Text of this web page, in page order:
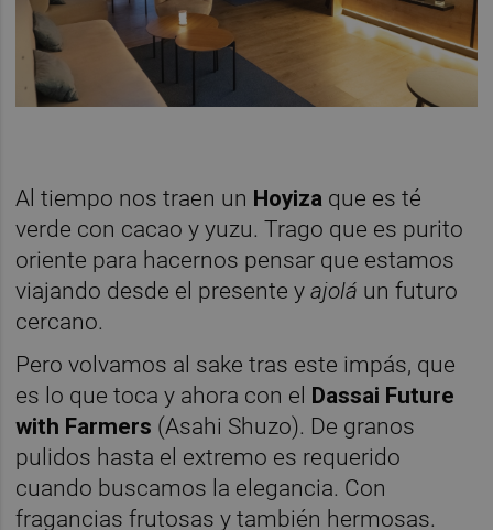
Al tiempo nos traen un Hoyiza que es té
verde con cacao y yuzu. Trago que es purito
oriente para hacernos pensar que estamos
viajando desde el presente yajolá un futuro
cercano.
Pero volvamos al sake tras este impás, que
es lo que toca y ahora con el Dassai Future
with Farmers (Asahi Shuzo). De granos
pulidos hasta el extremo es requerido
cuando buscamos la elegancia. Con
fragancias frutosas y también hermosas.